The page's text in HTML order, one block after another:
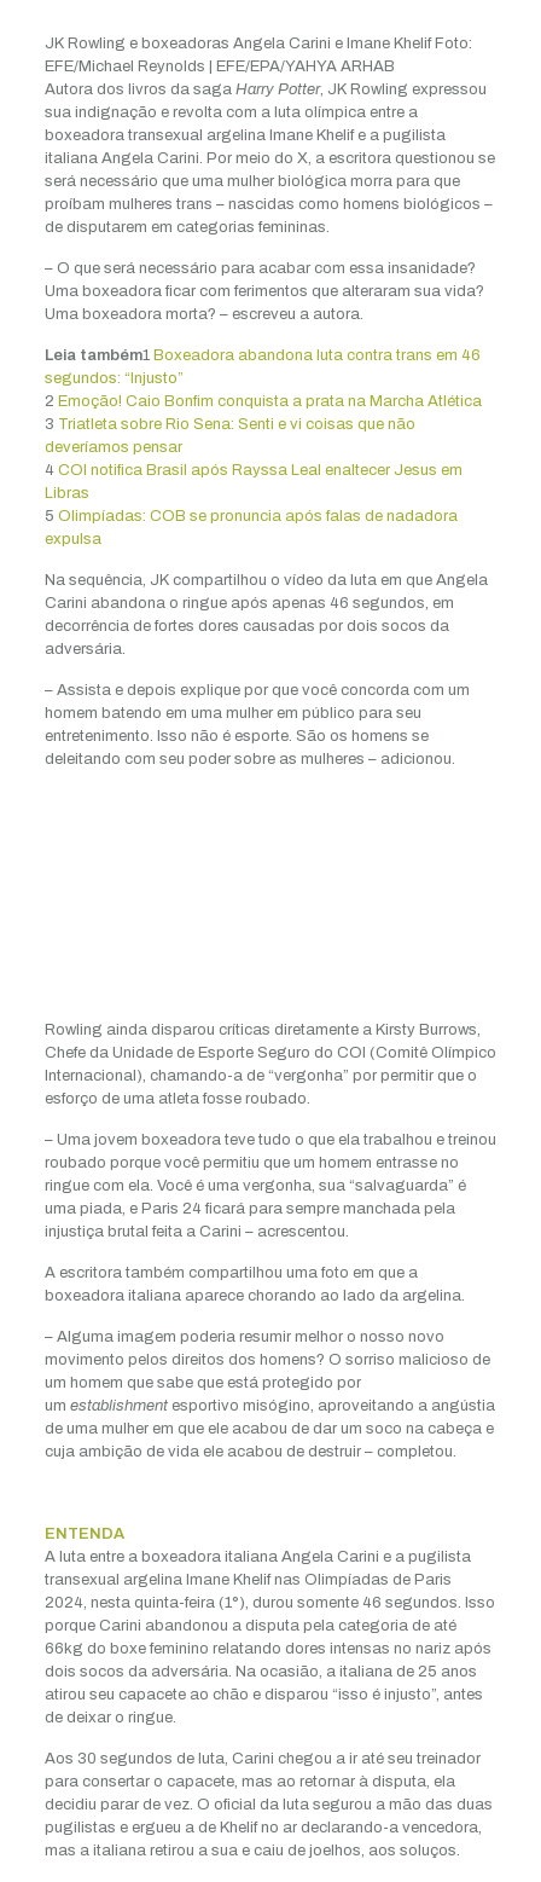
JK Rowling e boxeadoras Angela Carini e Imane Khelif Foto:
EFE/Michael Reynolds | EFE/EPA/YAHYA ARHAB
Autora dos livros da saga Harry Potter, JK Rowling expressou
sua indignação e revolta com a luta olímpica entre a
boxeadora transexual argelina Imane Khelif e a pugilista
italiana Angela Carini. Por meio do X, a escritora questionou se
será necessário que uma mulher biológica morra para que
proíbam mulheres trans – nascidas como homens biológicos –
de disputarem em categorias femininas.
– O que será necessário para acabar com essa insanidade?
Uma boxeadora ficar com ferimentos que alteraram sua vida?
Uma boxeadora morta? – escreveu a autora.
Leia também1 Boxeadora abandona luta contra trans em 46
segundos: “Injusto”
2 Emoção! Caio Bonfim conquista a prata na Marcha Atlética
3 Triatleta sobre Rio Sena: Senti e vi coisas que não
deveríamos pensar
4 COI notifica Brasil após Rayssa Leal enaltecer Jesus em
Libras
5 Olimpíadas: COB se pronuncia após falas de nadadora
expulsa
Na sequência, JK compartilhou o vídeo da luta em que Angela
Carini abandona o ringue após apenas 46 segundos, em
decorrência de fortes dores causadas por dois socos da
adversária.
– Assista e depois explique por que você concorda com um
homem batendo em uma mulher em público para seu
entretenimento. Isso não é esporte. São os homens se
deleitando com seu poder sobre as mulheres – adicionou.
Rowling ainda disparou críticas diretamente a Kirsty Burrows,
Chefe da Unidade de Esporte Seguro do COI (Comitê Olímpico
Internacional), chamando-a de “vergonha” por permitir que o
esforço de uma atleta fosse roubado.
– Uma jovem boxeadora teve tudo o que ela trabalhou e treinou
roubado porque você permitiu que um homem entrasse no
ringue com ela. Você é uma vergonha, sua “salvaguarda” é
uma piada, e Paris 24 ficará para sempre manchada pela
injustiça brutal feita a Carini – acrescentou.
A escritora também compartilhou uma foto em que a
boxeadora italiana aparece chorando ao lado da argelina.
– Alguma imagem poderia resumir melhor o nosso novo
movimento pelos direitos dos homens? O sorriso malicioso de
um homem que sabe que está protegido por
um establishmentesportivo misógino, aproveitando a angústia
de uma mulher em que ele acabou de dar um soco na cabeça e
cuja ambição de vida ele acabou de destruir – completou.
ENTENDA
A luta entre a boxeadora italiana Angela Carini e a pugilista
transexual argelina Imane Khelif nas Olimpíadas de Paris
2024, nesta quinta-feira (1°), durou somente 46 segundos. Isso
porque Carini abandonou a disputa pela categoria de até
66kg do boxe feminino relatando dores intensas no nariz após
dois socos da adversária. Na ocasião, a italiana de 25 anos
atirou seu capacete ao chão e disparou “isso é injusto”, antes
de deixar o ringue.
Aos 30 segundos de luta, Carini chegou a ir até seu treinador
para consertar o capacete, mas ao retornar à disputa, ela
decidiu parar de vez. O oficial da luta segurou a mão das duas
pugilistas e ergueu a de Khelif no ar declarando-a vencedora,
mas a italiana retirou a sua e caiu de joelhos, aos soluços.